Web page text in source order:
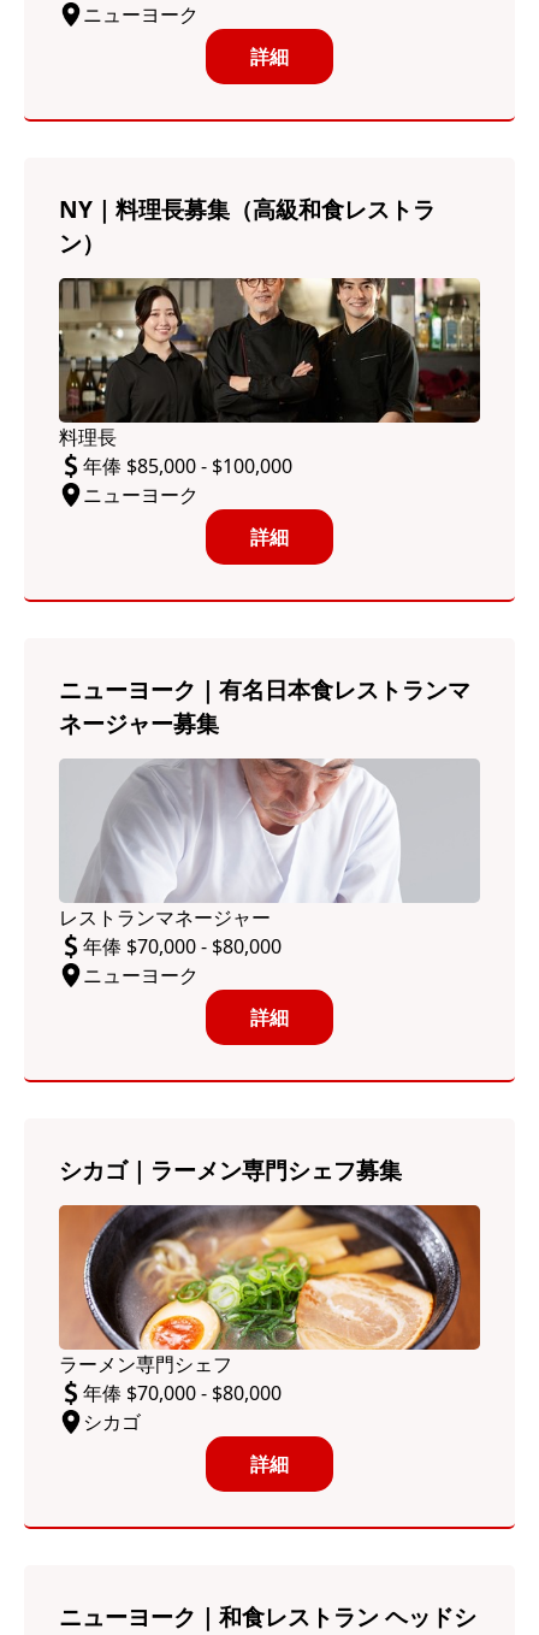
ニューヨーク
詳細
NY｜料理長募集（高級和食レストラ
ン）
料理長
年俸 $85,000 - $100,000
ニューヨーク
詳細
ニューヨーク｜有名日本食レストランマ
ネージャー募集
レストランマネージャー
年俸 $70,000 - $80,000
ニューヨーク
詳細
シカゴ｜ラーメン専門シェフ募集
ラーメン専門シェフ
年俸 $70,000 - $80,000
シカゴ
詳細
ニューヨーク｜和食レストラン ヘッドシ